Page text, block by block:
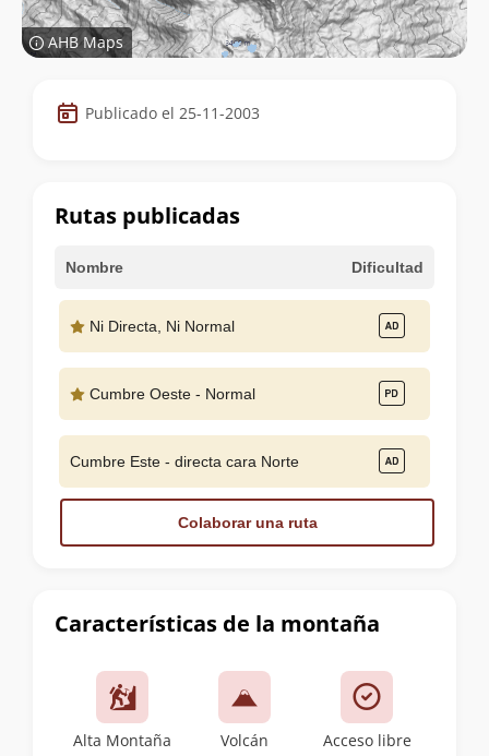
AHB Maps
Datos
de
cumbre
Publicado el 25-11-2003
Características de la montaña
Alta Montaña Volcán Acceso libre
Rutas publicadas
Nombre Dificultad
Ni Directa, Ni Normal
Cumbre Oeste - Normal
Cumbre Este - directa cara Norte
Colaborar una ruta